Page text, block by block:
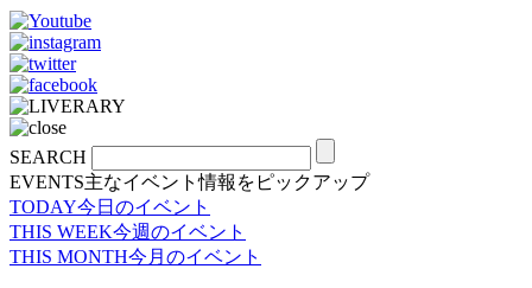
SEARCH
EVENTS主なイベント情報をピックアップ
TODAY今日のイベント
THIS WEEK今週のイベント
THIS MONTH今月のイベント